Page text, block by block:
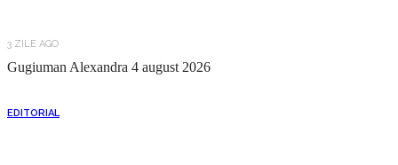
3 ZILE AGO
Gugiuman Alexandra 4 august 2026
EDITORIAL